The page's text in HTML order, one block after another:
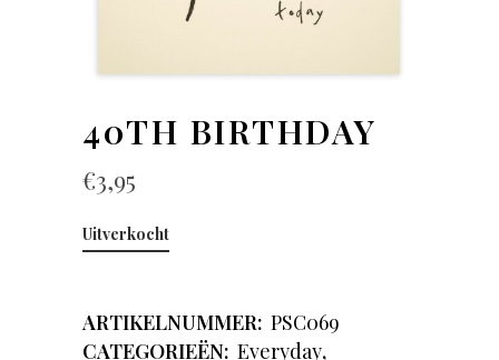
40TH BIRTHDAY
€3,95
Uitverkocht
ARTIKELNUMMER: PSC069
CATEGORIEËN: Everyday,